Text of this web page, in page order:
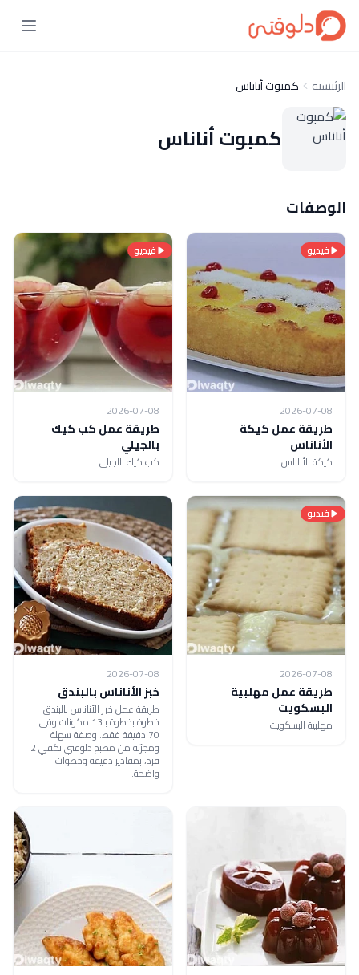
الرئيسية كمبوت أناناس
كمبوت أناناس
الوصفات
فيديو
2026-07-08
طريقة عمل كيكة
الأناناس
كيكة الأناناس
فيديو
2026-07-08
طريقة عمل كب كيك
بالجيلي
كب كيك بالجيلي
فيديو
2026-07-08
طريقة عمل مهلبية
البسكويت
مهلبية البسكويت
2026-07-08
خبز الأناناس بالبندق
طريقة عمل خبز الأناناس بالبندق
خطوة بخطوة بـ13 مكونات وفي
70 دقيقة فقط. وصفة سهلة
ومجرّبة من مطبخ دلوقتي تكفي 2
فرد، بمقادير دقيقة وخطوات
واضحة.